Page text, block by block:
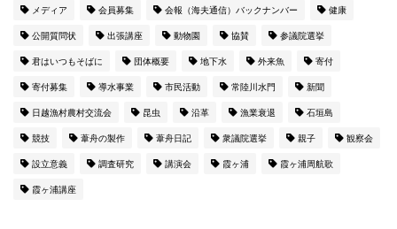
メディア 会員募集 会報（海夫通信）バックナンバー 健康
公開質問状 出張講座 動物園 協賛 参議院選挙
君はいつもそばに 団体概要 地下水 外来魚 寄付
寄付募集 導水事業 市民活動 常陸川水門 新聞
日越漁村農村交流会 昆虫 沿革 漁業衰退 石垣島
競技 葦舟の製作 葦舟日記 衆議院選挙 親子 観察会
設立意義 調査研究 講演会 霞ヶ浦 霞ヶ浦周航歌
霞ヶ浦講座